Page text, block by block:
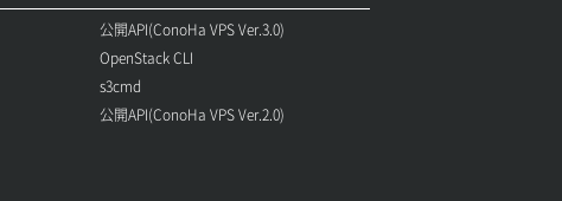
公開API(ConoHa VPS Ver.3.0)
OpenStack CLI
s3cmd
公開API(ConoHa VPS Ver.2.0)